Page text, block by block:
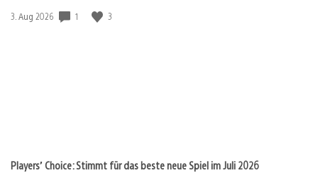
Veröffentlichungsdatum:
3. Aug 2026 1 3
Players’ Choice: Stimmt für das beste neue Spiel im Juli 2026